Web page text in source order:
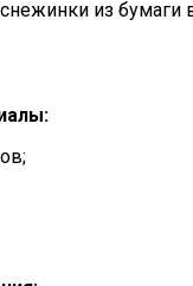
из бумаги